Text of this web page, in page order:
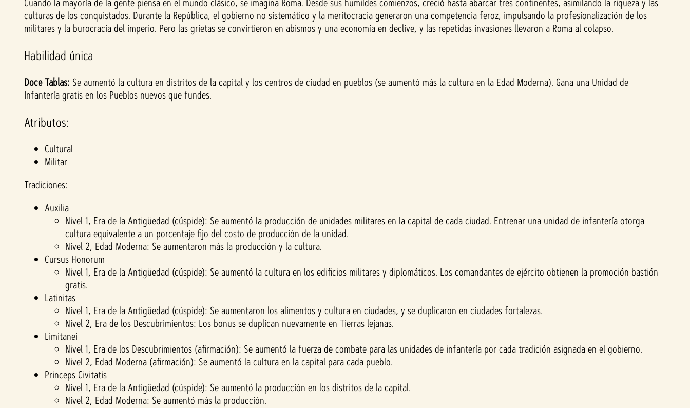
culturas de los conquistados. Durante la República, el gobierno no sistemático y la meritocracia generaron una competencia feroz, impulsando la profesionalización de los
militares y la burocracia del imperio. Pero las grietas se convirtieron en abismos y una economía en declive, y las repetidas invasiones llevaron a Roma al colapso.
Habilidad única
Doce Tablas: Se aumentó la cultura en distritos de la capital y los centros de ciudad en pueblos (se aumentó más la cultura en la Edad Moderna). Gana una Unidad de
Infantería gratis en los Pueblos nuevos que fundes.
Atributos:
Cultural
Militar
Tradiciones:
Auxilia
Nivel 1, Era de la Antigüedad (cúspide): Se aumentó la producción de unidades militares en la capital de cada ciudad. Entrenar una unidad de infantería otorga
cultura equivalente a un porcentaje fijo del costo de producción de la unidad.
Nivel 2, Edad Moderna: Se aumentaron más la producción y la cultura.
Cursus Honorum
Nivel 1, Era de la Antigüedad (cúspide): Se aumentó la cultura en los edificios militares y diplomáticos. Los comandantes de ejército obtienen la promoción bastión
gratis.
Latinitas
Nivel 1, Era de la Antigüedad (cúspide): Se aumentaron los alimentos y cultura en ciudades, y se duplicaron en ciudades fortalezas.
Nivel 2, Era de los Descubrimientos: Los bonus se duplican nuevamente en Tierras lejanas.
Limitanei
Nivel 1, Era de los Descubrimientos (afirmación): Se aumentó la fuerza de combate para las unidades de infantería por cada tradición asignada en el gobierno.
Nivel 2, Edad Moderna (afirmación): Se aumentó la cultura en la capital para cada pueblo.
Princeps Civitatis
Nivel 1, Era de la Antigüedad (cúspide): Se aumentó la producción en los distritos de la capital.
Nivel 2, Edad Moderna: Se aumentó más la producción.